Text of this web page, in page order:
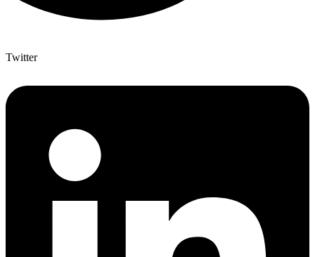
Twitter